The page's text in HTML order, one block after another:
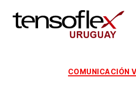
COMUNICACIÓN